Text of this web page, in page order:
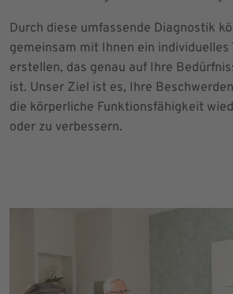
Durch diese umfassende Diagnostik
gemeinsam mit Ihnen ein
erstellen, das genau auf Ihre
ist. Unser Ziel ist es, Ihre
die körperliche Funktionsfähigkeit
oder zu verbessern.